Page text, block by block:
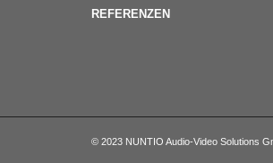
REFERENZEN
© 2023 NUNTIO Audio-Video Solutions